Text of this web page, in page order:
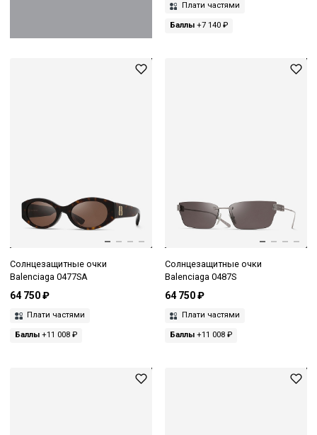
Плати частями
Баллы+7 140 ₽
Солнцезащитные очки
Balenciaga 0477SA
64 750 ₽
Плати частями
Баллы +11 008 ₽
Солнцезащитные очки
Balenciaga 0487S
64 750 ₽
Плати частями
Баллы+11 008 ₽